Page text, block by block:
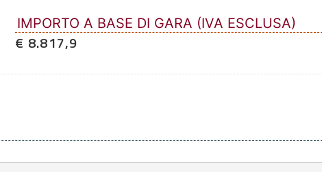
IMPORTO A BASE DI GARA (IVA ESCLUSA)
€ 8.817,9